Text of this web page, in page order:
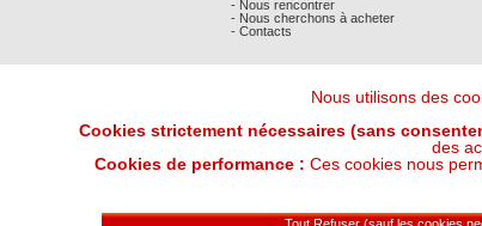
- Nous rencontrer
- Nous cherchons à acheter
- Contacts
Nous utilisons des
Cookies strictement nécessaires (sans
des
Cookies de performance : Ces cookies nous